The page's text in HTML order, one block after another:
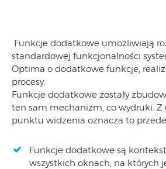
Funkcje dodatkowe umożliwiają
standardowej funkcjonalności
Optima o dodatkowe funkcje,
procesy.
Funkcje dodatkowe zostały
ten sam mechanizm, co wydruki. Z
punktu widzenia oznacza to
Funkcje dodatkowe są
wszystkich oknach, na których